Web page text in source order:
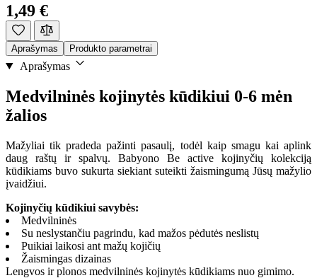
1,49 €
Aprašymas Produkto parametrai
Aprašymas
Medvilninės kojinytės kūdikiui 0-6 mėn
žalios
Mažyliai tik pradeda pažinti pasaulį, todėl kaip smagu kai aplink
daug raštų ir spalvų. Babyono Be active kojinyčių kolekciją
kūdikiams buvo sukurta siekiant suteikti žaismingumą Jūsų mažylio
įvaidžiui.
Kojinyčių kūdikiui savybės:
Medvilninės
Su neslystančiu pagrindu, kad mažos pėdutės neslistų
Puikiai laikosi ant mažų kojičių
Žaismingas dizainas
Lengvos ir plonos medvilninės kojinytės kūdikiams nuo gimimo.